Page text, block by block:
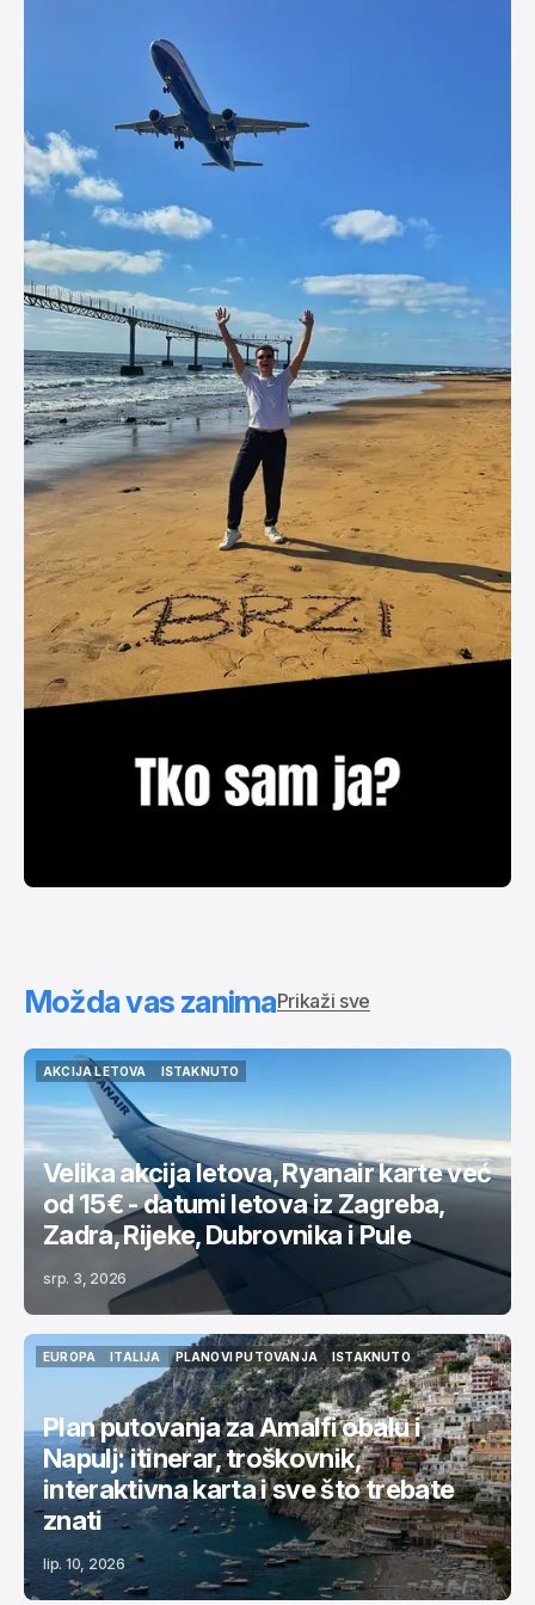
Možda vas zanimaPrikaži sve
AKCIJA LETOVA
AKCIJA LETOVA
ISTAKNUTO
Velika akcija letova, Ryanair karte već
od 15€ - datumi letova iz Zagreba,
Zadra, Rijeke, Dubrovnika i Pule
srp. 3, 2026
EUROPA
ITALIJA
ITALIJA
PLANOVI PUTOVANJA
PLANOVI PUTOVANJA
ISTAKNUTO
ISTAKNUTO
Plan putovanja za Amalfi obalu i
Napulj: itinerar, troškovnik,
interaktivna karta i sve što trebate
znati
lip. 10, 2026